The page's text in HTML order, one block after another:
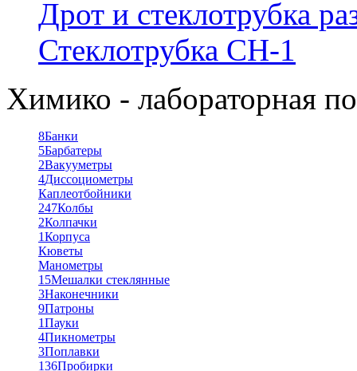
Дрот и стеклотрубка
Стеклотрубка СН-1
Химико - лабораторная
8Банки
5Барбатеры
2Вакууметры
4Диссоциометры
Каплеотбойники
247Колбы
2Колпачки
1Корпуса
Кюветы
Манометры
15Мешалки стеклянные
3Наконечники
9Патроны
1Пауки
4Пикнометры
3Поплавки
136Пробирки